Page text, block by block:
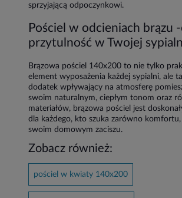
sprzyjającą odpoczynkowi.
Pościel w odcieniach brązu -
przytulność w Twojej
Brązowa pościel 140x200 to nie tylko
element wyposażenia każdej sypialni, ale
dodatek wpływający na atmosferę
swoim naturalnym, ciepłym tonom oraz
materiałów, brązowa pościel jest
dla każdego, kto szuka zarówno
swoim domowym zaciszu.
Zobacz również:
pościel w kwiaty 140x200